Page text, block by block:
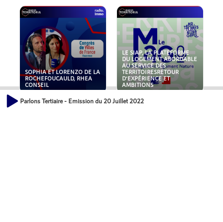
SOPHIA ET LORENZO DE LA
ROCHEFOUCAULD, RHEA
CONSEIL
LE SIAP, LA PLATEFORME
DU LOGEMENT ABORDABLE
AU SERVICE DES
TERRITOIRESRETOUR
D'EXPÉRIENCE ET
AMBITIONS
Parlons Tertiaire - Emission du 20 Juillet 2022